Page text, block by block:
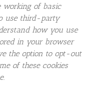
working of basic
use third-party
how you use
in your browser
the option to opt-out
of these cookies